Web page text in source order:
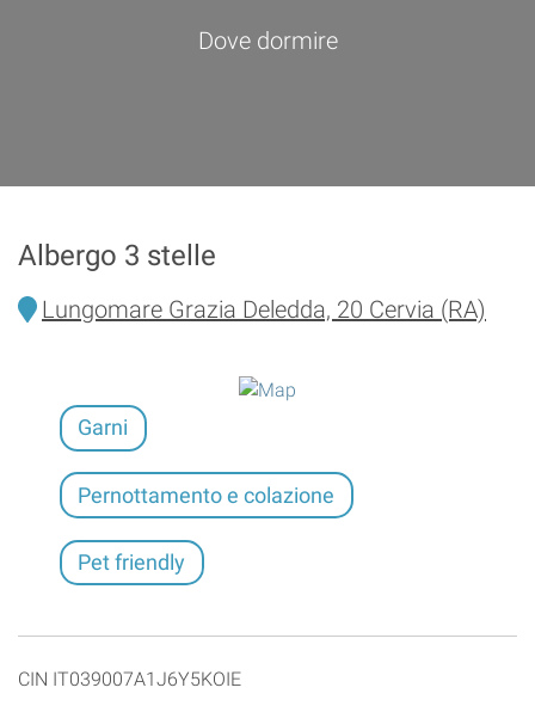
Dove dormire
Albergo 3 stelle
Lungomare Grazia Deledda, 20 Cervia (RA)
Garni
Pernottamento e colazione
Pet friendly
CIN IT039007A1J6Y5KOIE